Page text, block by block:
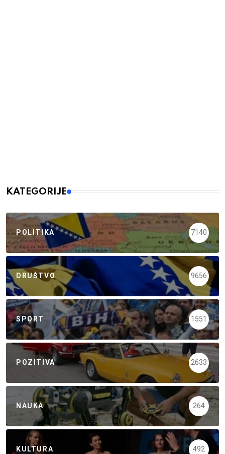
KATEGORIJE
POLITIKA 7140
DRUŠTVO 9656
SPORT 1551
POZITIVA 2633
NAUKA 264
KULTURA 492